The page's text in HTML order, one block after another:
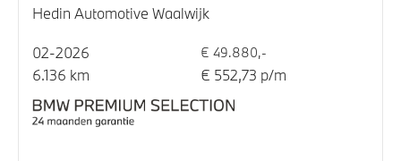
Hedin Automotive Waalwijk
02-2026 € 49.880,-
6.136 km € 552,73 p/m